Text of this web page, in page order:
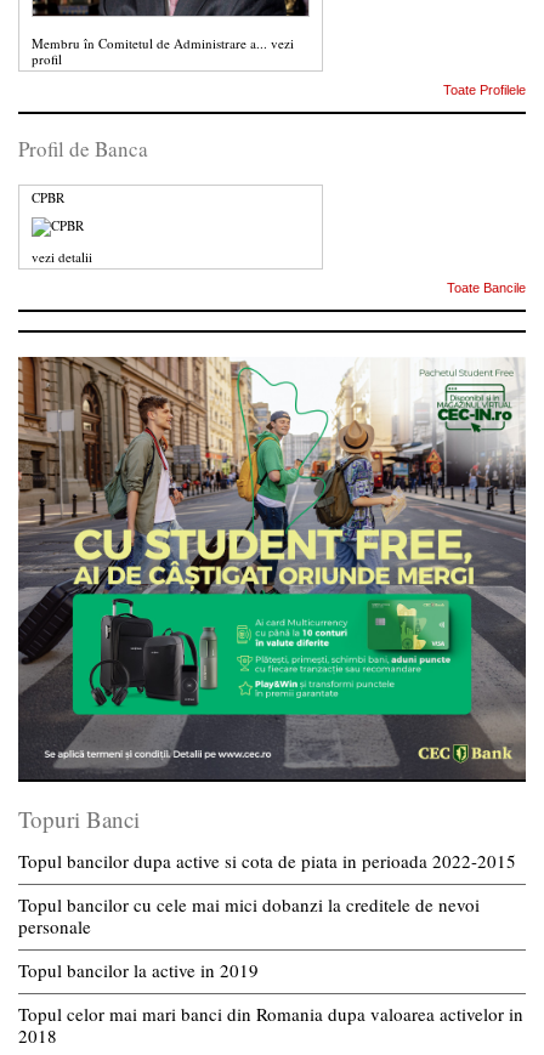
Membru în Comitetul de Administrare a... vezi
profil
Toate Profilele
Profil de Banca
CPBR
vezi detalii
Toate Bancile
Topuri Banci
Topul bancilor dupa active si cota de piata in perioada 2022-2015
Topul bancilor cu cele mai mici dobanzi la creditele de nevoi
personale
Topul bancilor la active in 2019
Topul celor mai mari banci din Romania dupa valoarea activelor in
2018